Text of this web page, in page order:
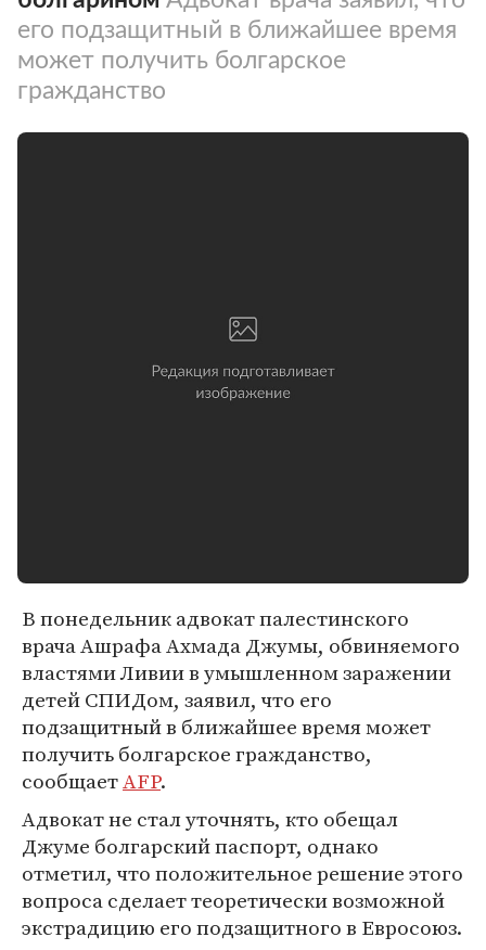
его подзащитный в ближайшее время
может получить болгарское
гражданство
В понедельник адвокат палестинского
врача Ашрафа Ахмада Джумы, обвиняемого
властями Ливии в умышленном заражении
детей СПИДом, заявил, что его
подзащитный в ближайшее время может
получить болгарское гражданство,
сообщаетAFP.
Адвокат не стал уточнять, кто обещал
Джуме болгарский паспорт, однако
отметил, что положительное решение этого
вопроса сделает теоретически возможной
экстрадицию его подзащитного в Евросоюз.